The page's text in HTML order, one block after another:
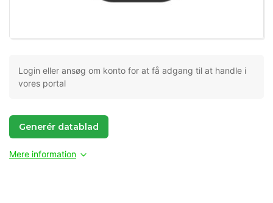
Login eller ansøg om konto for at få adgang til at handle i
vores portal
Generér datablad
Mere information